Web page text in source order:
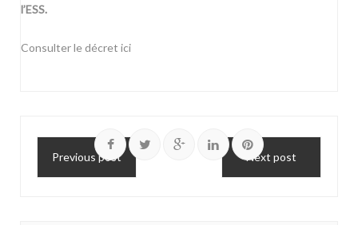
l’ESS.
Consulter le décret ici
Previous post Next post